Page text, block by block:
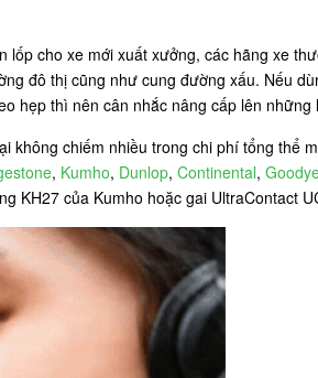
cho xe mới xuất xưởng, các hãng xe
đô thị cũng như cung đường xấu. Nếu
hẹp thì nên cân nhắc nâng cấp lên những
không chiếm nhiều trong chi phí tổng thể
, Kumho, Dunlop, Continental,
KH27 của Kumho hoặc gai UltraContact